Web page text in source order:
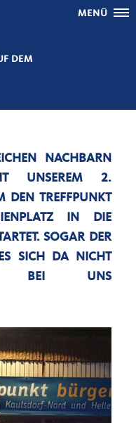
MENÜ
DEM
NACHBARN
UNSEREM 2.
DEN TREFFPUNKT
IN DIE
SOGAR DER
SICH DA NICHT
BEI UNS